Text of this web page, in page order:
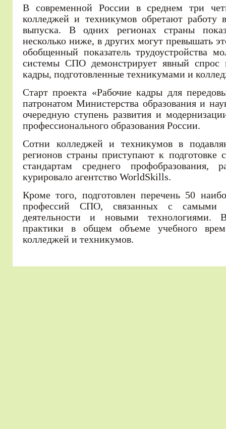
В современной России в среднем три
колледжей и техникумов обретают работу
выпуска. В одних регионах страны
несколько ниже, в других могут превышать
обобщенный показатель трудоустройства
системы СПО демонстрирует явный спрос
кадры, подготовленные техникумами и
Старт проекта «Рабочие кадры для
патронатом Министерства образования и
очередную ступень развития и
профессионального образования России.
Cотни колледжей и техникумов в
регионов страны приступают к подготовке
стандартам среднего профобразования,
курировало агентство WorldSkills.
Кроме того, подготовлен перечень 50
профессий СПО, связанных с самыми
деятельности и новыми технологиями.
практики в общем объеме учебного
колледжей и техникумов.